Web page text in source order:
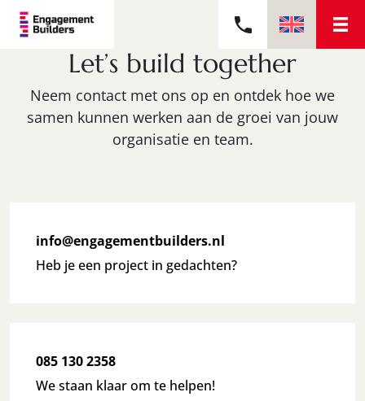
Let’s build together
Neem contact met ons op en ontdek hoe we
samen kunnen werken aan de groei van jouw
organisatie en team.
info@engagementbuilders.nl
Heb je een project in gedachten?
085 130 2358
We staan klaar om te helpen!